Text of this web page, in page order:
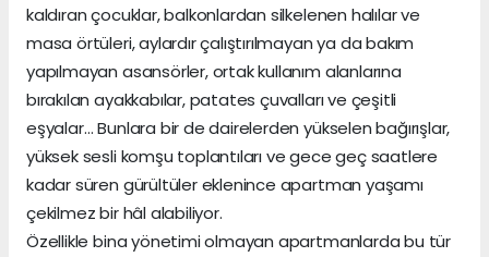
kaldıran çocuklar, balkonlardan silkelenen halılar ve
masa örtüleri, aylardır çalıştırılmayan ya da bakım
yapılmayan asansörler, ortak kullanım alanlarına
bırakılan ayakkabılar, patates çuvalları ve çeşitli
eşyalar… Bunlara bir de dairelerden yükselen bağırışlar,
yüksek sesli komşu toplantıları ve gece geç saatlere
kadar süren gürültüler eklenince apartman yaşamı
çekilmez bir hâl alabiliyor.
Özellikle bina yönetimi olmayan apartmanlarda bu tür